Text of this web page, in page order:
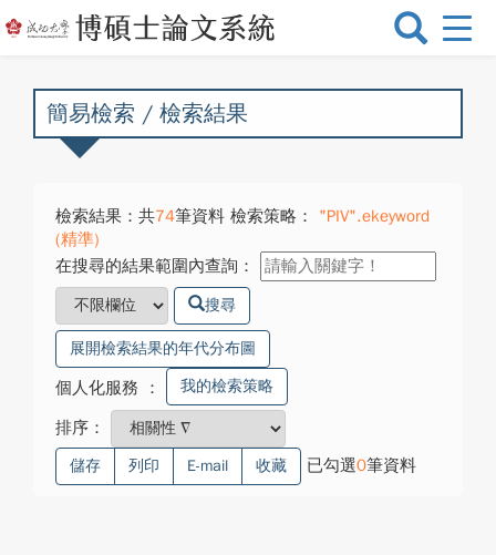
選
換
簡易檢索 / 檢索結果
檢索結果：共74筆資料 檢索策略：
"PIV".ekeyword
(精準)
在搜尋的結果範圍內查詢：
搜尋
展開檢索結果的年代分布圖
個人化服務 ： 我的檢索策略
排序：
儲存 列印 E-mail 收藏 已勾選0筆資料